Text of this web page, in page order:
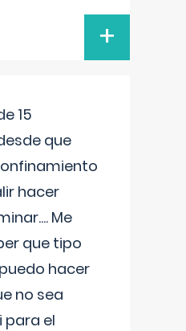
+
15
que
hacer
Me
que tipo
hacer
no sea
para el